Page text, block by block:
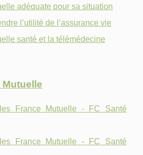
adéquate pour sa situation
l’utilité de l’assurance vie
santé et la télémédecine
France Mutuelle - FC Santé
France Mutuelle - FC Santé